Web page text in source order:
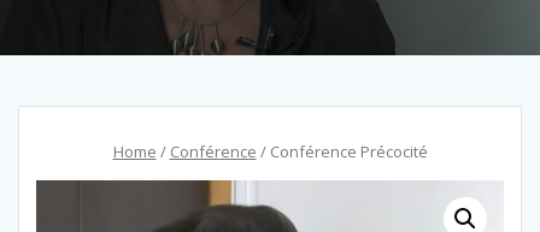
Home / Conférence / Conférence Précocité